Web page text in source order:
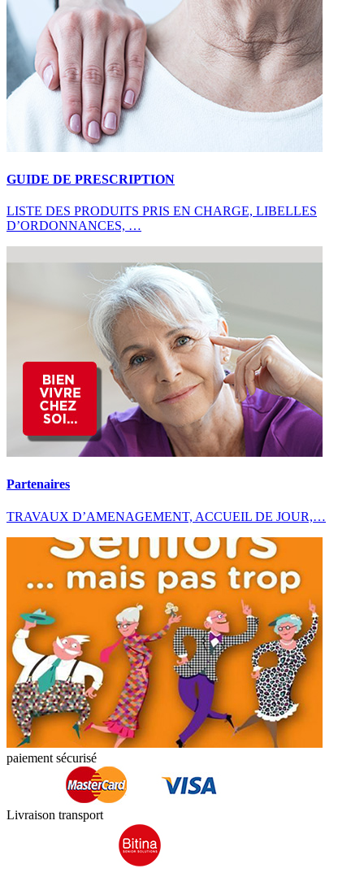
GUIDE DE PRESCRIPTION
LISTE DES PRODUITS PRIS EN CHARGE, LIBELLES
D’ORDONNANCES, …
Partenaires
TRAVAUX D’AMENAGEMENT, ACCUEIL DE JOUR,…
paiement sécurisé
Livraison transport